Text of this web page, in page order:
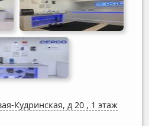
Кудринская, д 20 , 1 этаж